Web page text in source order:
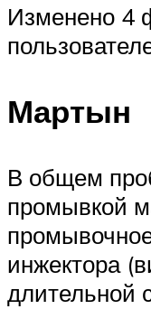
Изменено 4
Мартын
В общем
промывкой
инжектора
длительной